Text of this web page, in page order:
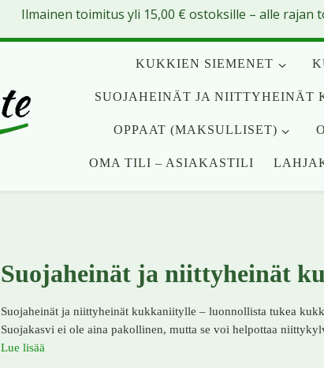
KUKKIEN SIEMENET
SUOJAHEINÄT JA NIITTYHEINÄT
OPPAAT (MAKSULLISET)
OMA TILI – ASIAKASTILI
Suojaheinät ja niittyheinät
Suojaheinät ja niittyheinät kukkaniitylle – luonnollista tukea
Suojakasvi ei ole aina pakollinen, mutta se voi helpottaa
Lue lisää
Ilmainen toimitus yli 15,00 € ostoksille – alle rajan